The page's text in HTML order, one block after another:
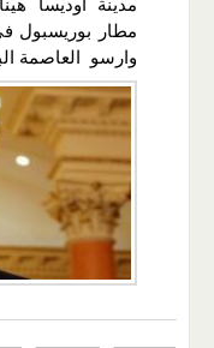
مطار بوريسبول
وارسو العاصمة